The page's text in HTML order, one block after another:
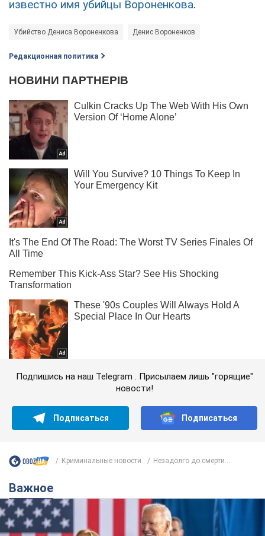
известно имя убийцы Вороненкова.
Убийство Дениса Вороненкова Денис Вороненков
Редакционная политика
Подпишись на наш Telegram . Присылаем лишь "горящие"
новости!
Подписаться Подписаться
Криминальные новости Незадолго до смерти...
Важное